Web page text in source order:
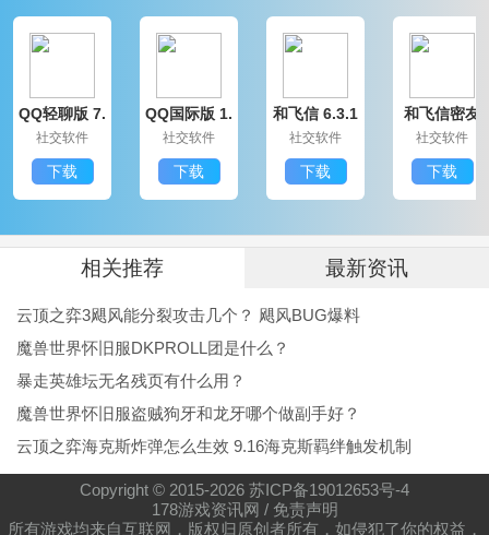
3、你的任务就是让别人落入到你的陷阱中，你会更加的
疯狂办公室学校模拟器小编测评
疯狂办公室学校模拟器这款游戏玩起来还是很不错的，
非常的解压，并且战斗流畅，游戏故事对于游戏内容来
说也是一个很不错的补充，如果你最新很烦躁心情不
好，那么我建议你玩一下这款游戏，释放一下自己心中
的不快!
QQ轻聊版 7.
9.14314.0
社交软件
下载
QQ国际版 1.
91.1370.0
社交软件
下载
和飞信 6.3.1
200
社交软件
下载
和飞信密友
圈版 6.3.120
社交软件
下载
相关推荐 最新资讯
云顶之弈3飓风能分裂攻击几个？ 飓风BUG爆料
魔兽世界怀旧服DKPROLL团是什么？
暴走英雄坛无名残页有什么用？
魔兽世界怀旧服盗贼狗牙和龙牙哪个做副手好？
云顶之弈海克斯炸弹怎么生效 9.16海克斯羁绊触发机制
Copyright © 2015-2026 苏ICP备19012653号-4
178游戏资讯网 / 免责声明
所有游戏均来自互联网，版权归原创者所有，如侵犯了你的权益，